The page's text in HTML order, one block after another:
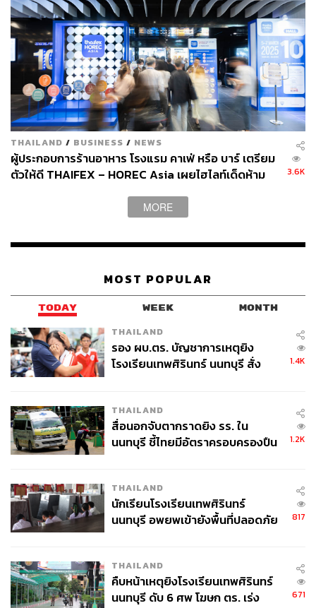
Marchwood คือไวน์บาร์น้องใหม่ที่ย้ายจากสาขาเดิมใน
ติดปากซอยทองหล่อ ที่นี่ได้พาร์ตเนอร์ร้านที่ทำธุรกิจนำเข้า
ราคาที่สมเหตุสมผล มีให้เลือกหลากหลาย โดยเฉพาะสายเน
เชอรัลไวน์หรือไบโอไดนามิกไวน์ นอกจากนี้เรื่องอาหารก็
จริงจังไม่แพ้กัน ไม่ว่าคุณจะอยากได้ดินเนอร์มื้อหนัก หรือ
จุบจิบแกล้มเครื่องดื่มที่นี่มีให้เลือกครบ
od/
ดูรายละเอียดเพิ่มเติมได้ที่https://www.facebook.com/march
woodbkk
THAILAND / BUSINESS / NEWS
ผู้ประกอบการร้านอาหาร โรงแรม คาเฟ่ หรือ บาร์ เตรียม
ตัวให้ดี THAIFEX – HOREC Asia เผยไฮไลท์เด็ดห้าม
3.6K
MORE
MOST POPULAR
TODAY WEEK MONTH
THAILAND
รอง ผบ.ตร. บัญชาการเหตุยิง
โรงเรียนเทพศิรินทร์ นนทบุรี สั่ง
1.4K
THAILAND
สื่อนอกจับตากราดยิง รร. ใน
นนทบุรี ชี้ไทยมีอัตราครอบครองปืน
1.2K
THAILAND
นักเรียนโรงเรียนเทพศิรินทร์
นนทบุรี อพยพเข้ายังพื้นที่ปลอดภัย
817
THAILAND
คืบหน้าเหตุยิงโรงเรียนเทพศิรินทร์
นนทบุรี ดับ 6 ศพ โฆษก ตร. เร่ง
671